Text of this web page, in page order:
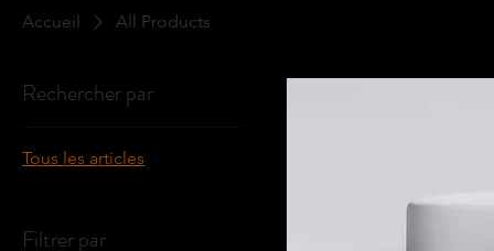
Accueil All Products
Rechercher par
Tous les articles
Filtrer par